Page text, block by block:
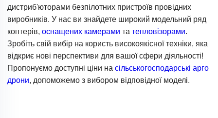
дистриб'юторами безпілотних пристроїв провідних
виробників. У нас ви знайдете широкий модельний ряд
коптерів, оснащених камерами та тепловізорами.
Зробіть свій вибір на користь високоякісної техніки, яка
відкриє нові перспективи для вашої сфери діяльності!
Пропонуємо доступні ціни на сільськогосподарські арго
дрони, допоможемо з вибором відповідної моделі.